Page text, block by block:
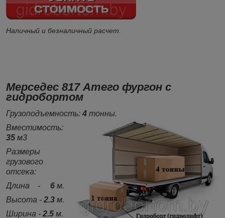
Наличный и безналичный расчет.
Мерседес 817 Атего фургон с
гидробортом
Грузоподъемность: 4 тонны.
Вместимость:
35 м3
Размеры
грузового
отсека:
Длина - 6 м.
Высота - 2.3 м.
Ширина - 2.5 м.